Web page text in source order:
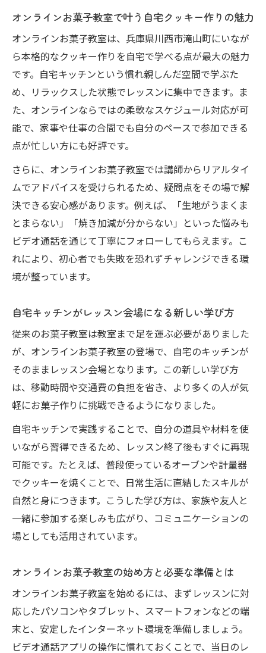
クッキー作りを楽しく学ぶ新しい方法
オンラインお菓子教室で楽しくクッキーを
学ぶコツ
自宅でできるクッキー作りの新しいアプロ
ーチ
初心者も安心のオンラインお菓子教室活用
術
自分のペースで学べるクッキーレッスンの
工夫
オンラインお菓子教室ならではの楽しみ方
とは
兵庫県川西市滝山町から参加できるレッスン案
内
オンラインお菓子教室で地域を問わず参加
できる安心感
流れとは
兵庫県川西市滝山町の方へおすすめのオン
ライン体験
オンラインお菓子教室受講までのステップ
を解説
地元から参加できるオンラインクッキー教
室活用法
忙しい方にもぴったりのオンラインでお菓子習
得
時間を有効活用できるオンラインお菓子教
室の魅力
忙しい主婦も安心のクッキー作りオンライ
オンラインお菓子教室で叶う柔軟なスケジ
ュール管理
自分のペースで学べるオンラインレッスン
の利点
忙しい毎日に寄り添うオンラインお菓子教
オンラインお菓子教室で叶う自宅クッキー作りの魅力
オンラインお菓子教室は、兵庫県川西市滝山町にいなが
ら本格的なクッキー作りを自宅で学べる点が最大の魅力
です。自宅キッチンという慣れ親しんだ空間で学ぶた
め、リラックスした状態でレッスンに集中できます。ま
た、オンラインならではの柔軟なスケジュール対応が可
能で、家事や仕事の合間でも自分のペースで参加できる
点が忙しい方にも好評です。
さらに、オンラインお菓子教室では講師からリアルタイ
ムでアドバイスを受けられるため、疑問点をその場で解
決できる安心感があります。例えば、「生地がうまくま
とまらない」「焼き加減が分からない」といった悩みも
ビデオ通話を通じて丁寧にフォローしてもらえます。こ
れにより、初心者でも失敗を恐れずチャレンジできる環
境が整っています。
自宅キッチンがレッスン会場になる新しい学び方
従来のお菓子教室は教室まで足を運ぶ必要がありました
が、オンラインお菓子教室の登場で、自宅のキッチンが
そのままレッスン会場となります。この新しい学び方
は、移動時間や交通費の負担を省き、より多くの人が気
軽にお菓子作りに挑戦できるようになりました。
自宅キッチンで実践することで、自分の道具や材料を使
いながら習得できるため、レッスン終了後もすぐに再現
可能です。たとえば、普段使っているオーブンや計量器
でクッキーを焼くことで、日常生活に直結したスキルが
自然と身につきます。こうした学び方は、家族や友人と
一緒に参加する楽しみも広がり、コミュニケーションの
場としても活用されています。
オンラインお菓子教室の始め方と必要な準備とは
オンラインお菓子教室を始めるには、まずレッスンに対
応したパソコンやタブレット、スマートフォンなどの端
末と、安定したインターネット環境を準備しましょう。
ビデオ通話アプリの操作に慣れておくことで、当日のレ